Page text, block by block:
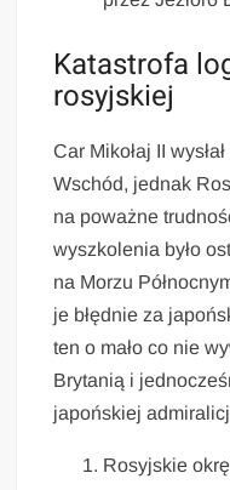
Katastrofa
rosyjskiej
Car Mikołaj II
Wschód, jednak
na poważne
wyszkolenia było
na Morzu
je błędnie za
ten o mało co nie
Brytanią i
japońskiej
Rosyjskie